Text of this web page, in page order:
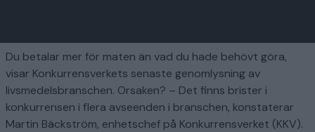
Du betalar mer för maten än vad du hade behövt göra,
visar Konkurrensverkets senaste genomlysning av
livsmedelsbranschen. Orsaken? – Det finns brister i
konkurrensen i flera avseenden i branschen, konstaterar
Martin Bäckström, enhetschef på Konkurrensverket (KKV).